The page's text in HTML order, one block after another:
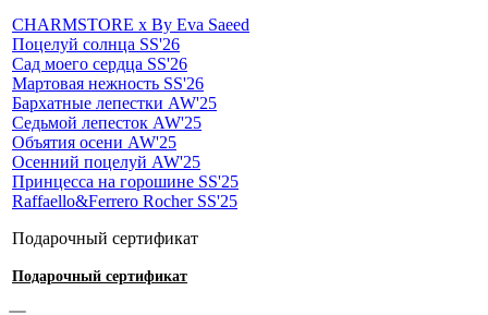
CHARMSTORE х By Eva Saeed
Поцелуй солнца SS'26
Сад моего сердца SS'26
Мартовая нежность SS'26
Бархатные лепестки AW'25
Седьмой лепесток AW'25
Объятия осени AW'25
Осенний поцелуй AW'25
Принцесса на горошине SS'25
Raffaello&Ferrero Rocher SS'25
Подарочный сертификат
Подарочный сертификат